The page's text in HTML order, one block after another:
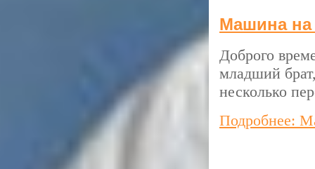
Машина на
Доброго
младший
несколько
Подробнее: